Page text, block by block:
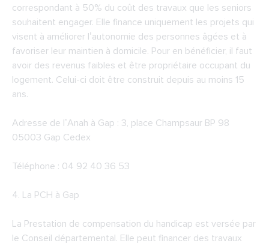
correspondant à 50% du coût des travaux que les seniors
souhaitent engager. Elle finance uniquement les projets qui
visent à améliorer l’autonomie des personnes âgées et à
favoriser leur maintien à domicile. Pour en bénéficier, il faut
avoir des revenus faibles et être propriétaire occupant du
logement. Celui-ci doit être construit depuis au moins 15
ans.
Adresse de l’Anah à Gap : 3, place Champsaur BP 98
05003 Gap Cedex
Téléphone : 04 92 40 36 53
4. La PCH à Gap
La Prestation de compensation du handicap est versée par
le Conseil départemental. Elle peut financer des travaux